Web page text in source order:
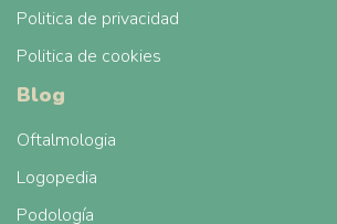
Politica de privacidad
Politica de cookies
Blog
Oftalmologia
Logopedia
Podología